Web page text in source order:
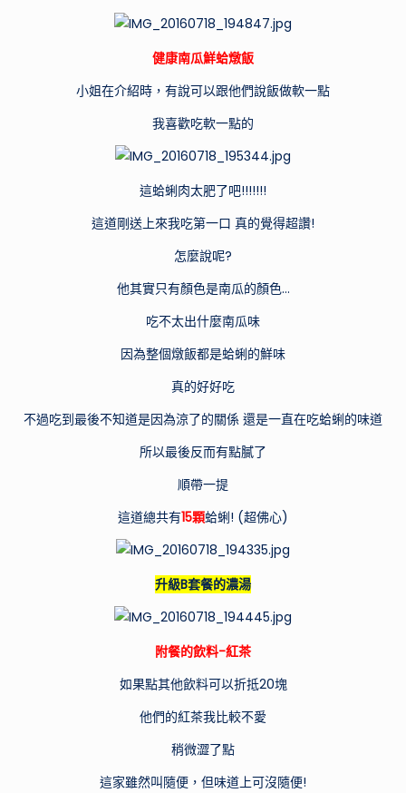
健康南瓜鮮蛤燉飯
小姐在介紹時，有說可以跟他們說飯做軟一點
我喜歡吃軟一點的
這蛤蜊肉太肥了吧!!!!!!!
這道剛送上來我吃第一口 真的覺得超讚!
怎麼說呢?
他其實只有顏色是南瓜的顏色…
吃不太出什麼南瓜味
因為整個燉飯都是蛤蜊的鮮味
真的好好吃
不過吃到最後不知道是因為涼了的關係 還是一直在吃蛤蜊的味道
所以最後反而有點膩了
順帶一提
這道總共有15顆蛤蜊! (超佛心)
升級B套餐的濃湯
附餐的飲料-紅茶
如果點其他飲料可以折抵20塊
他們的紅茶我比較不愛
稍微澀了點
這家雖然叫隨便，但味道上可沒隨便!